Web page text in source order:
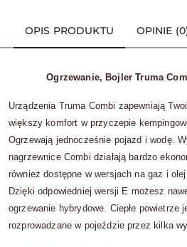
OPIS PRODUKTU OPINIE
Ogrzewanie, Bojler Truma
Urządzenia Truma Combi zapewniają
większy komfort w przyczepie
Ogrzewają jednocześnie pojazd i wodę.
nagrzewnice Combi działają bardzo
również dostępne w wersjach na gaz i
Dzięki odpowiedniej wersji E możesz
ogrzewanie hybrydowe. Ciepłe powietrze
rozprowadzane w pojeździe przez kilka